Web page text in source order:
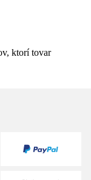
ktorí tovar